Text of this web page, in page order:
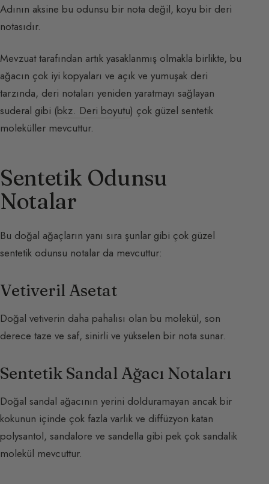
Adının aksine bu odunsu bir nota değil, koyu bir deri
notasıdır.
Mevzuat tarafından artık yasaklanmış olmakla birlikte, bu
ağacın çok iyi kopyaları ve açık ve yumuşak deri
tarzında, deri notaları yeniden yaratmayı sağlayan
suderal gibi (bkz. Deri boyutu) çok güzel sentetik
moleküller mevcuttur.
Sentetik Odunsu
Notalar
Bu doğal ağaçların yanı sıra şunlar gibi çok güzel
sentetik odunsu notalar da mevcuttur:
Vetiveril Asetat
Doğal vetiverin daha pahalısı olan bu molekül, son
derece taze ve saf, sinirli ve yükselen bir nota sunar.
Sentetik Sandal Ağacı Notaları
Doğal sandal ağacının yerini dolduramayan ancak bir
kokunun içinde çok fazla varlık ve diffüzyon katan
polysantol, sandalore ve sandella gibi pek çok sandalik
molekül mevcuttur.